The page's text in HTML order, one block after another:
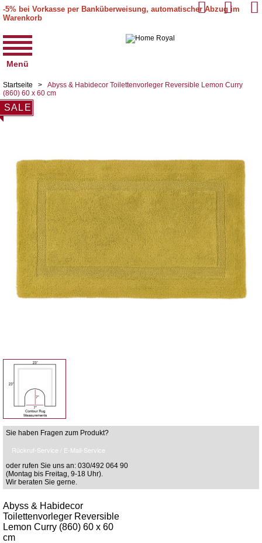
-5% bei Vorkasse per Banküberweisung, automatischer Abzug im
Warenkorb
Menü
Startseite >
Abyss & Habidecor Toilettenvorleger Reversible Lemon Curry
(860) 60 x 60 cm
SALE
Sie haben Fragen zum Produkt?
Rückruf-Service / E-Mail-Service
oder rufen Sie uns an: 030/492 064 90
(Montag bis Freitag, 9-18 Uhr).
Wir beraten Sie gerne.
Abyss & Habidecor
Toilettenvorleger Reversible
Lemon Curry (860) 60 x 60
cm